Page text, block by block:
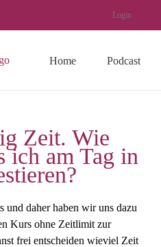
Login
Home Podcast
Zeit. Wie
ich am Tag in
und daher haben wir uns dazu
Kurs ohne Zeitlimit zur
frei entscheiden wieviel Zeit